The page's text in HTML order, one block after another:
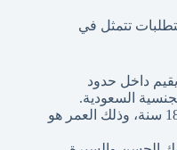
تتمثل في
داخل حدود
السعودية.
عمر المتقدم يجب أن لا يقل عن 18 سنة، وذلك العمر هو